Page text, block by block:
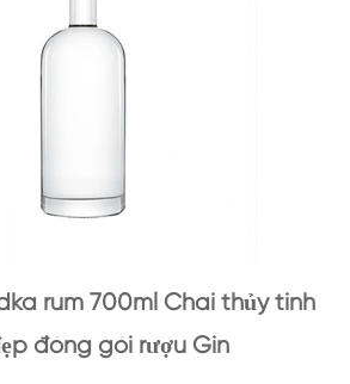
rum 700ml Chai thủy tinh
đóng gói rượu Gin